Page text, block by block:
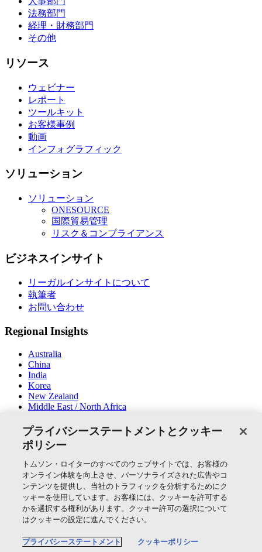
法務部門
経理・財務部門
その他
リソース
ウェビナー
レポート
ツールキット
お客様事例
動画
インフォグラフィック
ソリューション
ソリューション
ONESOURCE
国際貿易管理
リスク＆コンプライアンス
ビジネスインサイト
リーガルインサイトについて
執筆者
お問い合わせ
Regional Insights
Australia
China
India
Korea
New Zealand
Middle East / North Africa
SNSでつながる
Thomson Reuters
Cookie Policy
クッキーの設定
プライバシーステートメントとクッキー
ポリシー
トムソン・ロイターのすべてのウェブサイトでは、お客様の
オンライン体験を向上させ、パーソナライズされた広告やコ
ンテンツを提供し、当社のトラフィックを分析するためにク
ッキーを使用しています。お客様には、クッキーを許可する
かを選択する権利があります。クッキー許可の選択について
はクッキーの設定に進んでください。
プライバシーステートメント クッキーポリシー